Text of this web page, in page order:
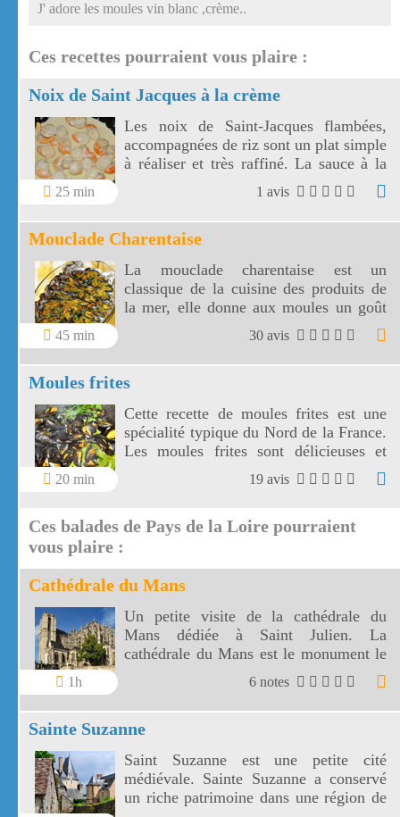
J' adore les moules vin blanc ,crème..
Ces recettes pourraient vous plaire :
Noix de Saint Jacques à la crème
25 min
Les noix de Saint-Jacques flambées,
accompagnées de riz sont un plat simple
à réaliser et très raffiné. La sauce à la
crème et parfumée à l'alcool de votre
choix va rendre les noix de St Jacques
tout simplement divines.
1 avis
Mouclade Charentaise
45 min
La mouclade charentaise est un
classique de la cuisine des produits de
la mer, elle donne aux moules un goût
inhabituel et savoureux.
30 avis
Moules frites
20 min
Cette recette de moules frites est une
spécialité typique du Nord de la France.
Les moules frites sont délicieuses et
facilement réalisables.
19 avis
Ces balades de Pays de la Loire pourraient
vous plaire :
Cathédrale du Mans
1h
Un petite visite de la cathédrale du
Mans dédiée à Saint Julien. La
cathédrale du Mans est le monument le
plus visité du Pays de la Loire.
6 notes
Sainte Suzanne
Saint Suzanne est une petite cité
médiévale. Sainte Suzanne a conservé
un riche patrimoine dans une région de